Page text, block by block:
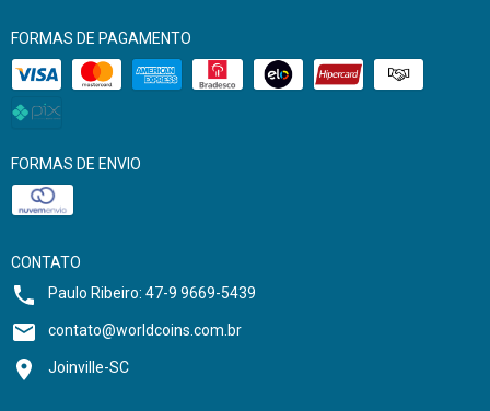
FORMAS DE PAGAMENTO
FORMAS DE ENVIO
CONTATO
Paulo Ribeiro: 47-9 9669-5439
contato@worldcoins.com.br
Joinville-SC